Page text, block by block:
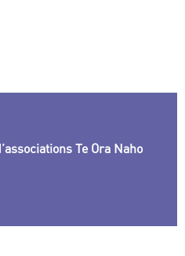
Te Ora Naho